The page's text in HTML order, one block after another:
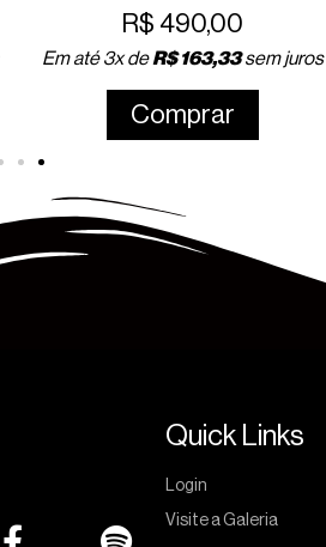
R$ 490,00
Em até 3x deR$163,33sem juros
Comprar
Quick Links
Login
Visite a Galeria